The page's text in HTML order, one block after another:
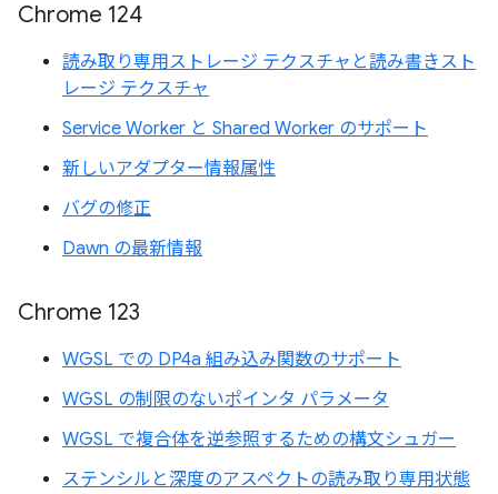
Chrome 124
読み取り専用ストレージ テクスチャと読み書きスト
レージ テクスチャ
Service Worker と Shared Worker のサポート
新しいアダプター情報属性
バグの修正
Dawn の最新情報
Chrome 123
WGSL での DP4a 組み込み関数のサポート
WGSL の制限のないポインタ パラメータ
WGSL で複合体を逆参照するための構文シュガー
ステンシルと深度のアスペクトの読み取り専用状態